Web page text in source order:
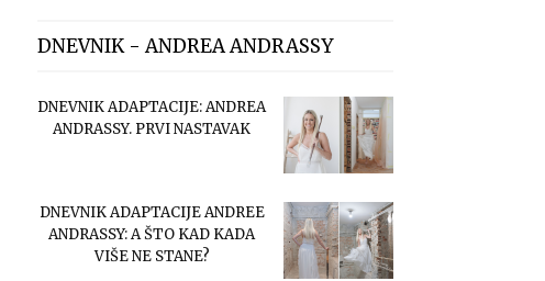
DNEVNIK - ANDREA ANDRASSY
DNEVNIK ADAPTACIJE: ANDREA
ANDRASSY. PRVI NASTAVAK
DNEVNIK ADAPTACIJE ANDREE
ANDRASSY: A ŠTO KAD KADA
VIŠE NE STANE?